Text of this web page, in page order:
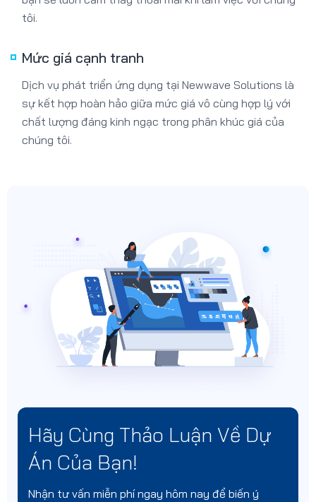
tôi.
Mức giá cạnh tranh
Dịch vụ phát triển ứng dụng tại Newwave Solutions là
sự kết hợp hoàn hảo giữa mức giá vô cùng hợp lý với
chất lượng đáng kinh ngạc trong phân khúc giá của
chúng tôi.
Hãy Cùng Thảo Luận Về Dự
Án Của Bạn!
Nhận tư vấn miễn phí ngay hôm nay để biến ý